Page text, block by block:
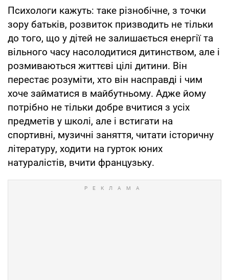
Психологи кажуть: таке різнобічне, з точки
зору батьків, розвиток призводить не тільки
до того, що у дітей не залишається енергії та
вільного часу насолодитися дитинством, але і
розмиваються життєві цілі дитини. Він
перестає розуміти, хто він насправді і чим
хоче займатися в майбутньому. Адже йому
потрібно не тільки добре вчитися з усіх
предметів у школі, але і встигати на
спортивні, музичні заняття, читати історичну
літературу, ходити на гурток юних
натуралістів, вчити французьку.